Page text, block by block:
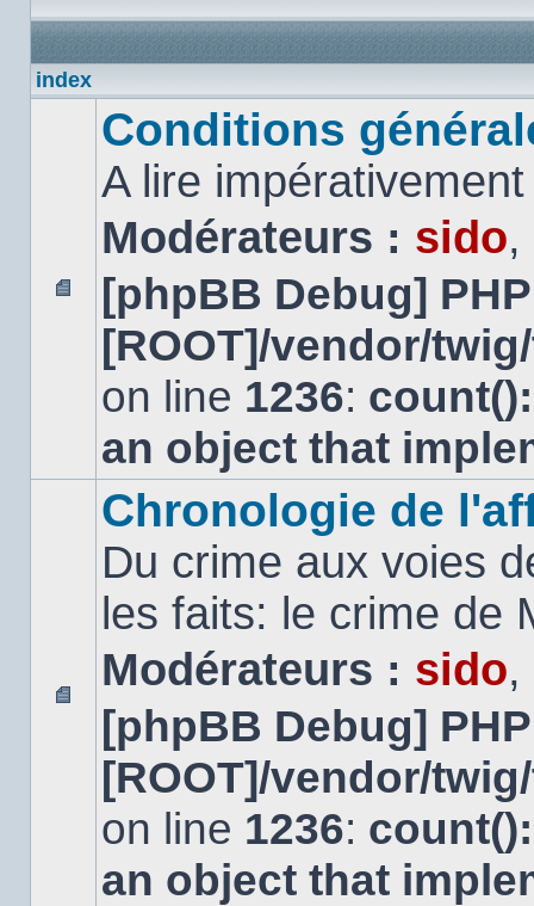
index
Aucun
message
non
Conditions
A lire
Modérateurs : sido,
[phpBB Debug]
[ROOT]/vendor/
on line 1236:
an object that
Aucun
message
non
Chronologie de
Du crime aux voies
les faits: le crime de
Modérateurs : sido,
[phpBB Debug]
[ROOT]/vendor/
on line 1236:
an object that